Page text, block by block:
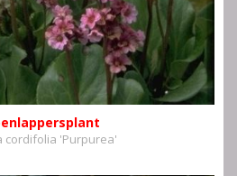
cordifolia 'Purpurea'